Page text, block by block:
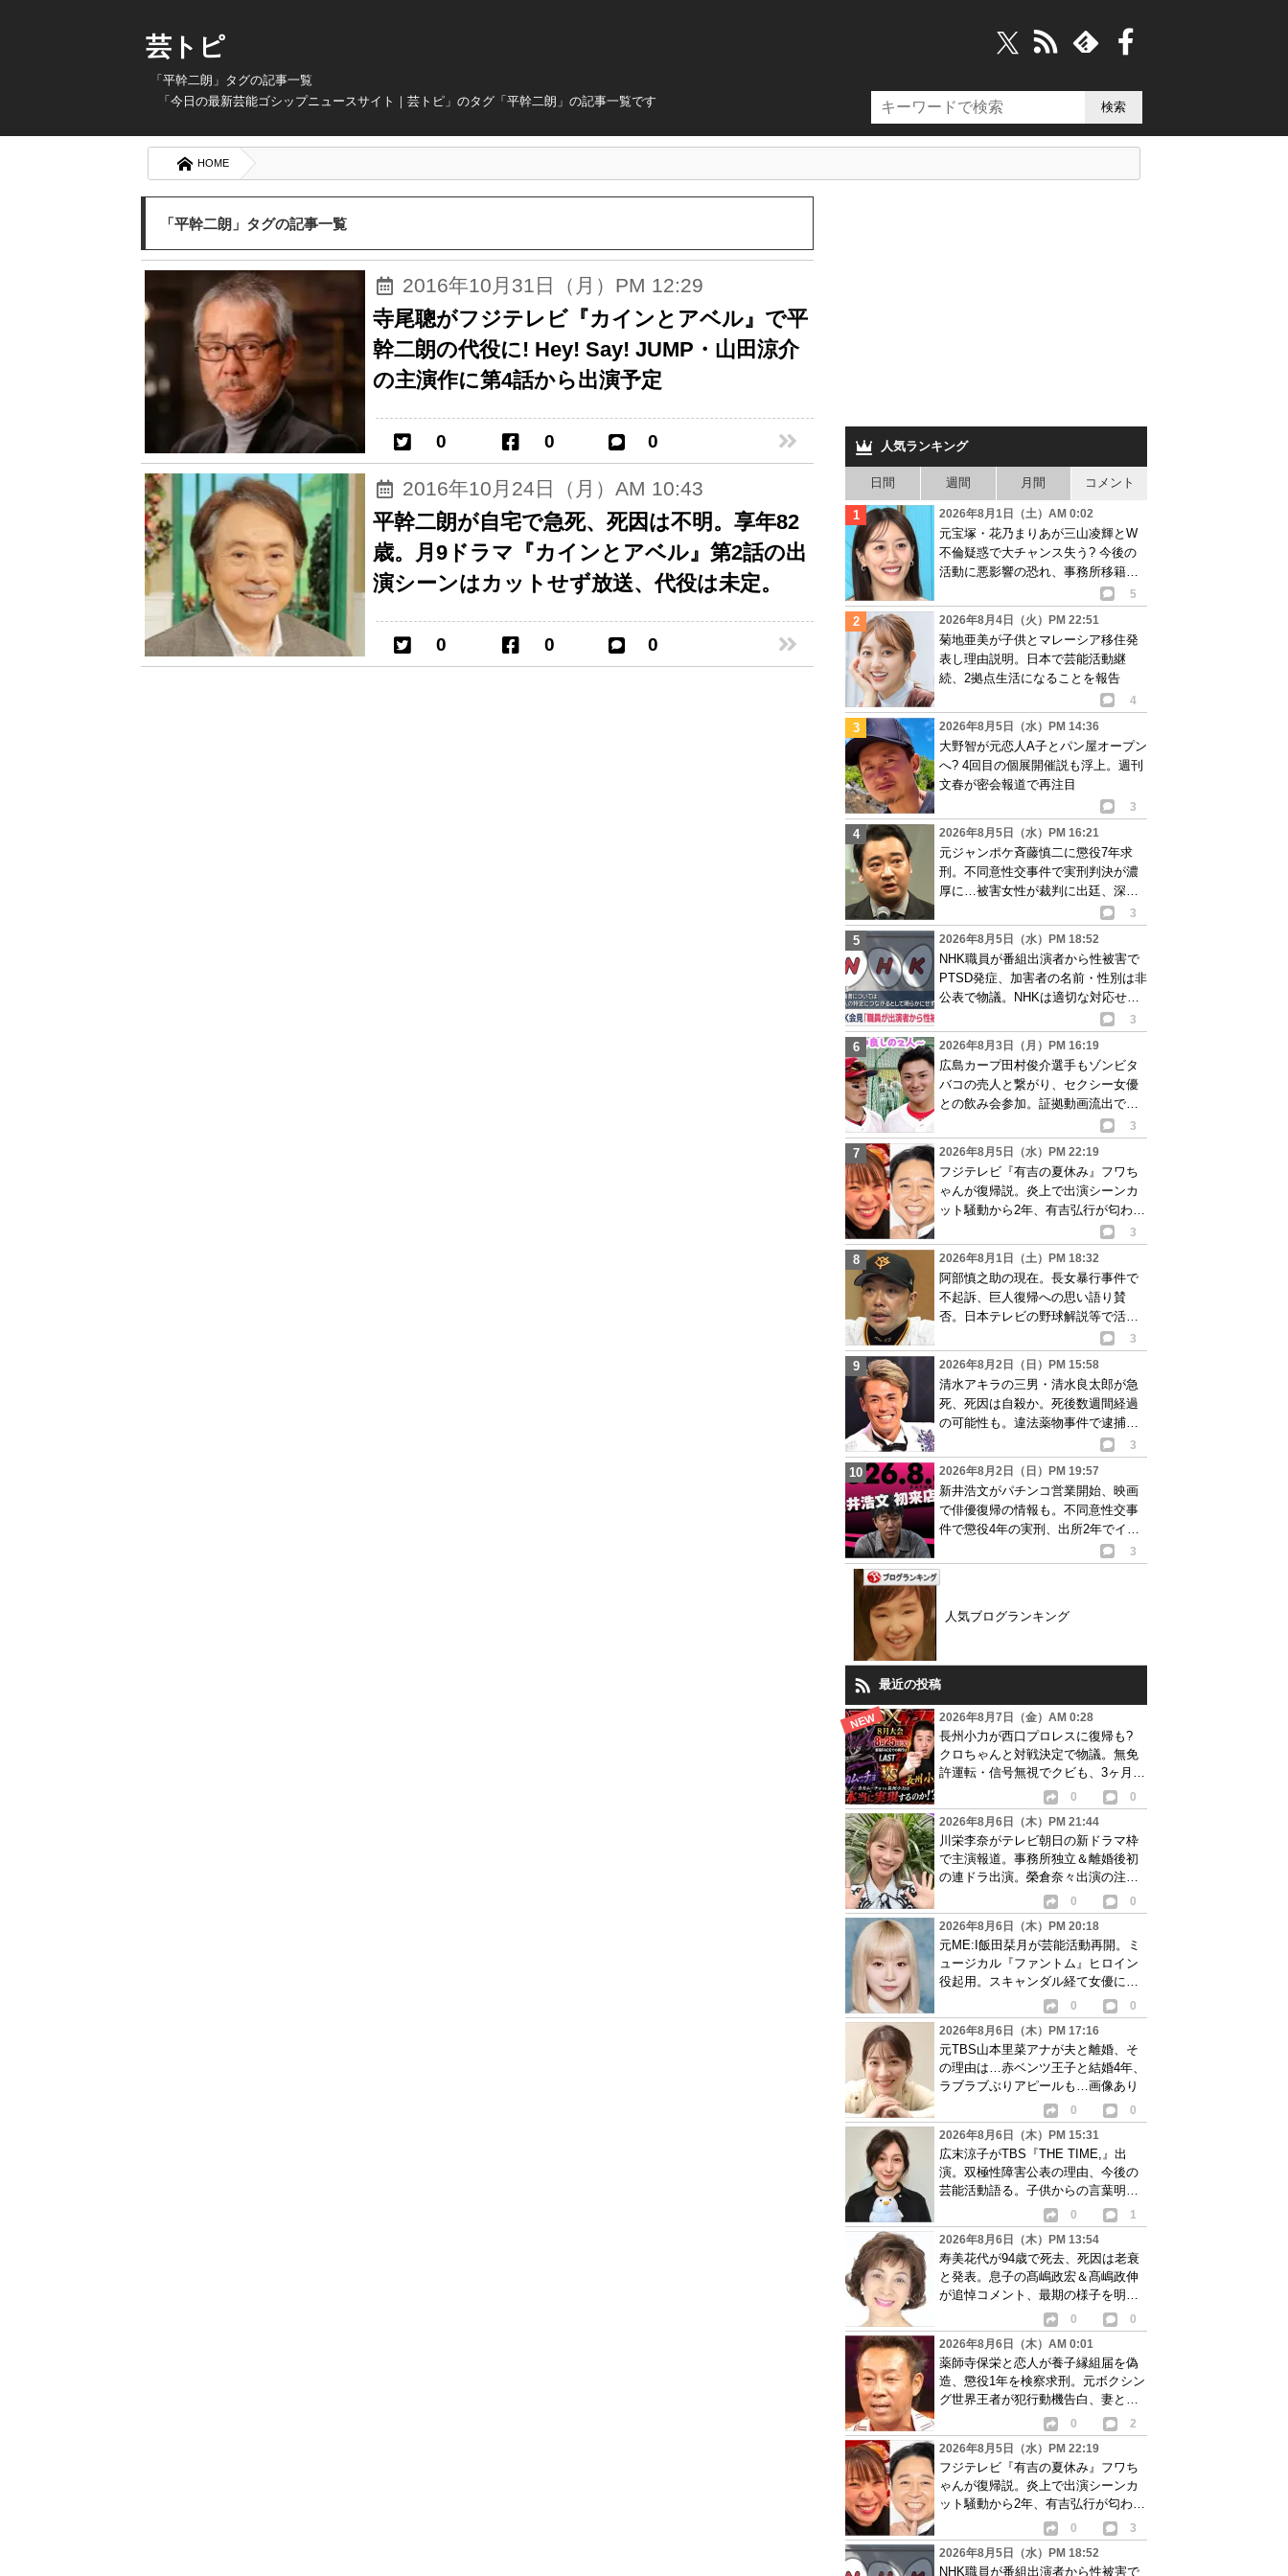
芸トピ
「平幹二朗」タグの記事一覧
「今日の最新芸能ゴシップニュースサイト｜芸トピ」のタグ「平幹二朗」の記事一覧です
HOME
「平幹二朗」タグの記事一覧
2016年10月31日（月）PM 12:29
寺尾聰がフジテレビ『カインとアベル』で平
幹二朗の代役に! Hey! Say! JUMP・山田涼介
の主演作に第4話から出演予定
0 0 0
2016年10月24日（月）AM 10:43
平幹二朗が自宅で急死、死因は不明。享年82
歳。月9ドラマ『カインとアベル』第2話の出
演シーンはカットせず放送、代役は未定。
0 0 0
人気ランキング
日間 週間 月間 コメント
2026年8月1日（土）AM 0:02
元宝塚・花乃まりあが三山凌輝とW
不倫疑惑で大チャンス失う? 今後の
活動に悪影響の恐れ、事務所移籍が
5
2026年8月4日（火）PM 22:51
菊地亜美が子供とマレーシア移住発
表し理由説明。日本で芸能活動継
続、2拠点生活になることを報告
4
2026年8月5日（水）PM 14:36
大野智が元恋人A子とパン屋オープン
へ? 4回目の個展開催説も浮上。週刊
文春が密会報道で再注目
3
2026年8月5日（水）PM 16:21
元ジャンポケ斉藤慎二に懲役7年求
刑。不同意性交事件で実刑判決が濃
厚に…被害女性が裁判に出廷、深刻
3
2026年8月5日（水）PM 18:52
NHK職員が番組出演者から性被害で
PTSD発症、加害者の名前・性別は非
公表で物議。NHKは適切な対応せず
3
2026年8月3日（月）PM 16:19
広島カープ田村俊介選手もゾンビタ
バコの売人と繋がり、セクシー女優
との飲み会参加。証拠動画流出で波
3
2026年8月5日（水）PM 22:19
フジテレビ『有吉の夏休み』フワち
ゃんが復帰説。炎上で出演シーンカ
ット騒動から2年、有吉弘行が匂わせ
3
2026年8月1日（土）PM 18:32
阿部慎之助の現在。長女暴行事件で
不起訴、巨人復帰への思い語り賛
否。日本テレビの野球解説等で活動
3
2026年8月2日（日）PM 15:58
清水アキラの三男・清水良太郎が急
死、死因は自殺か。死後数週間経過
の可能性も。違法薬物事件で逮捕、
3
2026年8月2日（日）PM 19:57
新井浩文がパチンコ営業開始、映画
で俳優復帰の情報も。不同意性交事
件で懲役4年の実刑、出所2年でイベ
3
人気ブログランキング
最近の投稿
2026年8月7日（金）AM 0:28
長州小力が西口プロレスに復帰も?
クロちゃんと対戦決定で物議。無免
許運転・信号無視でクビも、3ヶ月で
0
0
2026年8月6日（木）PM 21:44
川栄李奈がテレビ朝日の新ドラマ枠
で主演報道。事務所独立＆離婚後初
の連ドラ出演。榮倉奈々出演の注目
0
0
2026年8月6日（木）PM 20:18
元ME:I飯田栞月が芸能活動再開。ミ
ュージカル『ファントム』ヒロイン
役起用。スキャンダル経て女優に転
0
0
2026年8月6日（木）PM 17:16
元TBS山本里菜アナが夫と離婚、そ
の理由は…赤ベンツ王子と結婚4年、
ラブラブぶりアピールも…画像あり
0
0
2026年8月6日（木）PM 15:31
広末涼子がTBS『THE TIME,』出
演。双極性障害公表の理由、今後の
芸能活動語る。子供からの言葉明か
0
1
2026年8月6日（木）PM 13:54
寿美花代が94歳で死去、死因は老衰
と発表。息子の髙嶋政宏＆髙嶋政伸
が追悼コメント、最期の様子を明か
0
0
2026年8月6日（木）AM 0:01
薬師寺保栄と恋人が養子縁組届を偽
造、懲役1年を検察求刑。元ボクシン
グ世界王者が犯行動機告白、妻と離
0
2
2026年8月5日（水）PM 22:19
フジテレビ『有吉の夏休み』フワち
ゃんが復帰説。炎上で出演シーンカ
ット騒動から2年、有吉弘行が匂わせ
0
3
2026年8月5日（水）PM 18:52
NHK職員が番組出演者から性被害で